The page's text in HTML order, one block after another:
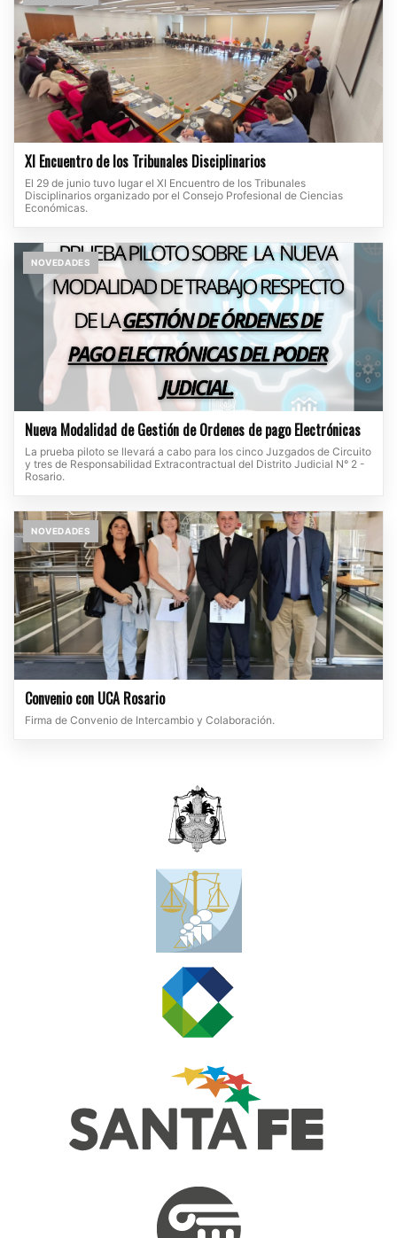
XI Encuentro de los Tribunales Disciplinarios
El 29 de junio tuvo lugar el XI Encuentro de los Tribunales
Disciplinarios organizado por el Consejo Profesional de Ciencias
Económicas.
NOVEDADES
Nueva Modalidad de Gestión de Ordenes de pago Electrónicas
La prueba piloto se llevará a cabo para los cinco Juzgados de Circuito
y tres de Responsabilidad Extracontractual del Distrito Judicial N° 2 -
Rosario.
NOVEDADES
Convenio con UCA Rosario
Firma de Convenio de Intercambio y Colaboración.